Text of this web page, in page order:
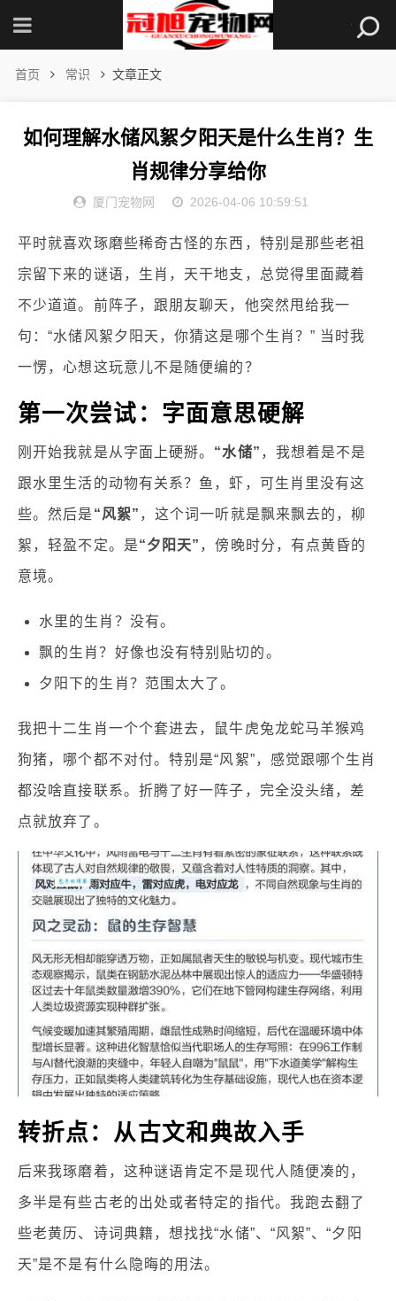
首页 常识 文章正文
如何理解水储风絮夕阳天是什么生肖？生
肖规律分享给你
厦门宠物网 2026-04-06 10:59:51
平时就喜欢琢磨些稀奇古怪的东西，特别是那些老祖
宗留下来的谜语，生肖，天干地支，总觉得里面藏着
不少道道。前阵子，跟朋友聊天，他突然甩给我一
句：“水储风絮夕阳天，你猜这是哪个生肖？” 当时我
一愣，心想这玩意儿不是随便编的？
第一次尝试：字面意思硬解
刚开始我就是从字面上硬掰。 “水储” ，我想着是不是
跟水里生活的动物有关系？鱼，虾，可生肖里没有这
些。然后是 “风絮” ，这个词一听就是飘来飘去的，柳
絮，轻盈不定。是“夕阳天” ，傍晚时分，有点黄昏的
意境。
水里的生肖？没有。
飘的生肖？好像也没有特别贴切的。
夕阳下的生肖？范围太大了。
我把十二生肖一个个套进去，鼠牛虎兔龙蛇马羊猴鸡
狗猪，哪个都不对付。特别是“风絮”，感觉跟哪个生肖
都没啥直接联系。折腾了好一阵子，完全没头绪，差
点就放弃了。
转折点：从古文和典故入手
后来我琢磨着，这种谜语肯定不是现代人随便凑的，
多半是有些古老的出处或者特定的指代。我跑去翻了
些老黄历、诗词典籍，想找找“水储”、“风絮”、“夕阳
天”是不是有什么隐晦的用法。